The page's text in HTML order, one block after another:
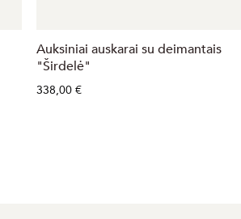
Auksiniai auskarai su deimantais
"Širdelė"
338,00 €